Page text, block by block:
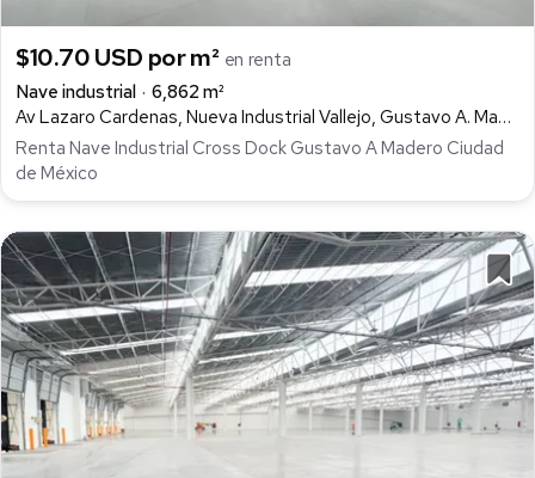
$10.70 USD por m² en renta
Nave industrial
6,862 m²
Av Lazaro Cardenas, Nueva Industrial Vallejo, Gustavo A. Madero
Renta Nave Industrial Cross Dock Gustavo A Madero Ciudad
de México